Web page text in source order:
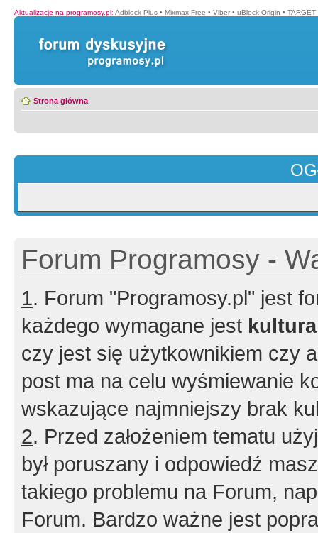
Aktualizacje na programosy.pl: Adblock Plus • Mixmax Free • Viber • uBlock Origin •
Strona główna
Forum Programosy -
1. Forum "Programosy.pl" jest
każdego wymagane jest
czy jest się użytkownikiem czy
post ma na celu wyśmiewanie
wskazujące najmniejszy brak
2. Przed założeniem tematu
był poruszany i odpowiedź
takiego problemu na Forum,
Forum. Bardzo ważne jest